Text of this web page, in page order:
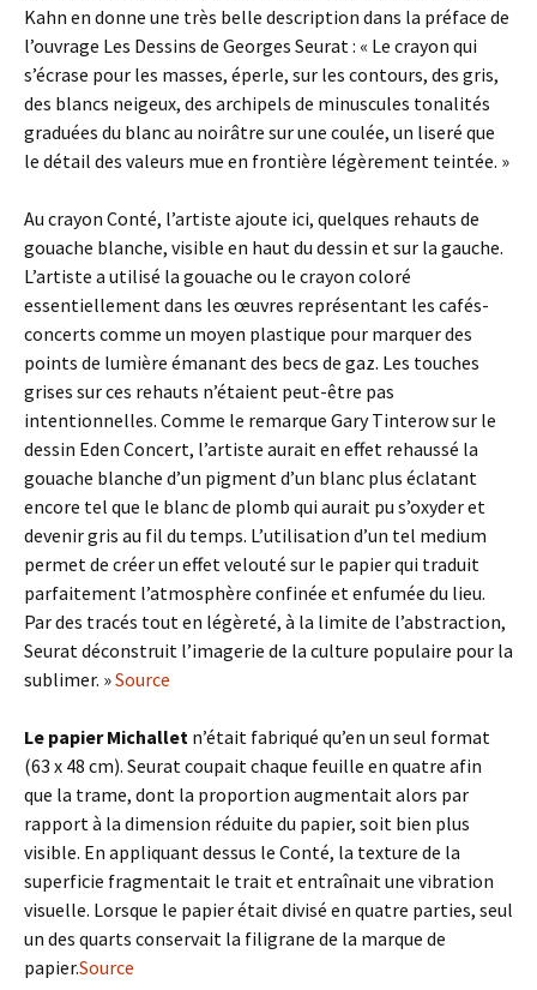
Kahn en donne une très belle description dans la préface de
l’ouvrage Les Dessins de Georges Seurat : « Le crayon qui
s’écrase pour les masses, éperle, sur les contours, des gris,
des blancs neigeux, des archipels de minuscules tonalités
graduées du blanc au noirâtre sur une coulée, un liseré que
le détail des valeurs mue en frontière légèrement teintée. »
Au crayon Conté, l’artiste ajoute ici, quelques rehauts de
gouache blanche, visible en haut du dessin et sur la gauche.
L’artiste a utilisé la gouache ou le crayon coloré
essentiellement dans les œuvres représentant les cafés-
concerts comme un moyen plastique pour marquer des
points de lumière émanant des becs de gaz. Les touches
grises sur ces rehauts n’étaient peut-être pas
intentionnelles. Comme le remarque Gary Tinterow sur le
dessin Eden Concert, l’artiste aurait en effet rehaussé la
gouache blanche d’un pigment d’un blanc plus éclatant
encore tel que le blanc de plomb qui aurait pu s’oxyder et
devenir gris au fil du temps. L’utilisation d’un tel medium
permet de créer un effet velouté sur le papier qui traduit
parfaitement l’atmosphère confinée et enfumée du lieu.
Par des tracés tout en légèreté, à la limite de l’abstraction,
Seurat déconstruit l’imagerie de la culture populaire pour la
sublimer. »Source
Le papier Michallet n’était fabriqué qu’en un seul format
(63 x 48 cm). Seurat coupait chaque feuille en quatre afin
que la trame, dont la proportion augmentait alors par
rapport à la dimension réduite du papier, soit bien plus
visible. En appliquant dessus le Conté, la texture de la
superficie fragmentait le trait et entraînait une vibration
visuelle. Lorsque le papier était divisé en quatre parties, seul
un des quarts conservait la filigrane de la marque de
papier.Source